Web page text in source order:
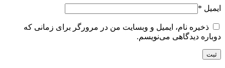
ایمیل *
ذخیره نام، ایمیل و وبسایت من در مرورگر برای زمانی که
دوباره دیدگاهی می‌نویسم.